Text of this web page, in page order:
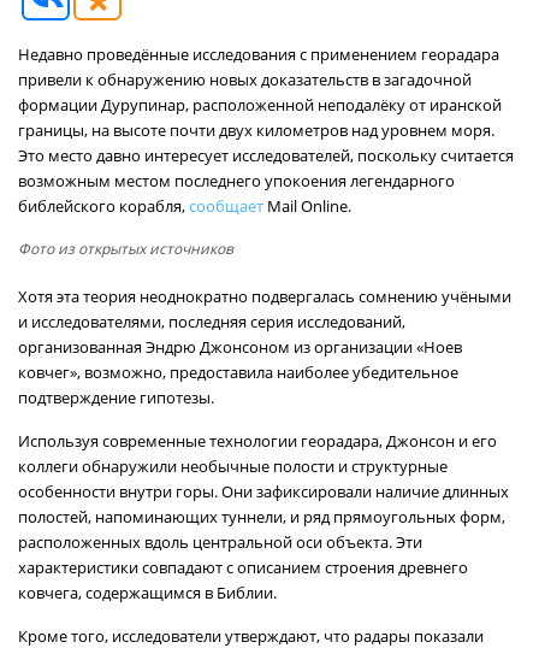
Недавно проведённые исследования с применением георадара
привели к обнаружению новых доказательств в загадочной
формации Дурупинар, расположенной неподалёку от иранской
границы, на высоте почти двух километров над уровнем моря.
Это место давно интересует исследователей, поскольку считается
возможным местом последнего упокоения легендарного
библейского корабля,сообщает Mail Online.
Фото из открытых источников
Хотя эта теория неоднократно подвергалась сомнению учёными
и исследователями, последняя серия исследований,
организованная Эндрю Джонсоном из организации «Ноев
ковчег», возможно, предоставила наиболее убедительное
подтверждение гипотезы.
Используя современные технологии георадара, Джонсон и его
коллеги обнаружили необычные полости и структурные
особенности внутри горы. Они зафиксировали наличие длинных
полостей, напоминающих туннели, и ряд прямоугольных форм,
расположенных вдоль центральной оси объекта. Эти
характеристики совпадают с описанием строения древнего
ковчега, содержащимся в Библии.
Кроме того, исследователи утверждают, что радары показали